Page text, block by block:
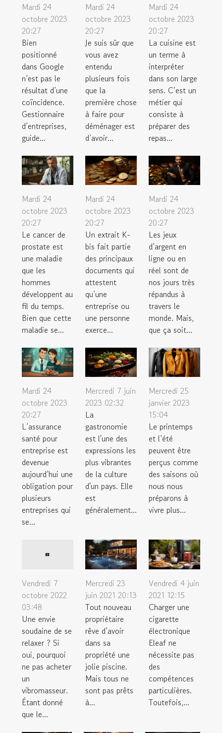
Mardi 24
octobre 2023
20:27
Bien
positionné
dans Google
n’est pas le
résultat d’une
coïncidence.
Gestionnaire
d’entreprises,
guide...
Mardi 24
octobre 2023
20:27
Je suis sûr que
vous avez
entendu
plusieurs fois
que la
première chose
à faire pour
déménager est
d’avoir...
Mardi 24
octobre 2023
20:27
La cuisine est
un terme à
interpréter
dans son large
sens. C’est un
métier qui
consiste à
préparer des
repas...
Mardi 24
octobre 2023
20:27
Le cancer de
prostate est
une maladie
que les
hommes
développent au
fil du temps.
Bien que cette
maladie se...
Mardi 24
octobre 2023
20:27
Un extrait K-
bis fait partie
des principaux
documents qui
attestent
qu’une
entreprise ou
une personne
exerce...
Mardi 24
octobre 2023
20:27
Les jeux
d’argent en
ligne ou en
réel sont de
nos jours très
répandus à
travers le
monde. Mais,
que ça soit...
Mardi 24
octobre 2023
20:27
L’assurance
santé pour
entreprise est
devenue
aujourd’hui une
obligation pour
plusieurs
entreprises qui
se...
Mercredi 7 juin
2023 02:32
La
gastronomie
est l'une des
expressions les
plus vibrantes
de la culture
d'un pays. Elle
est
généralement...
Mercredi 25
janvier 2023
15:04
Le printemps
et l’été
peuvent être
perçus comme
des saisons où
nous nous
préparons à
vivre plus...
Vendredi 7
octobre 2022
03:48
Une envie
soudaine de se
relaxer ? Si
oui, pourquoi
ne pas acheter
un
vibromasseur.
Étant donné
que le...
Mercredi 23
juin 2021 20:13
Tout nouveau
propriétaire
rêve d’avoir
dans sa
propriété une
jolie piscine.
Mais tous ne
sont pas prêts
à...
Vendredi 4 juin
2021 12:15
Charger une
cigarette
électronique
Eleaf ne
nécessite pas
des
compétences
particulières.
Toutefois,...